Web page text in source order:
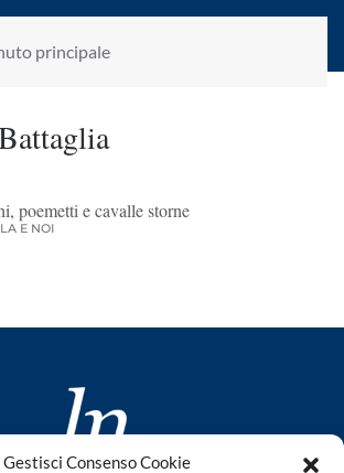
Gestisci Consenso Cookie
principale
laletteraturaenoi.it
fondato da Romano Luperini
poemetti e cavalle storne
E NOI